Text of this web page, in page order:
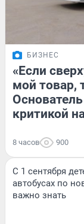
БИЗНЕС
«Если
мой товар,
критикой
8 часов 900
С 1 сентября
автобусах по
важно знать